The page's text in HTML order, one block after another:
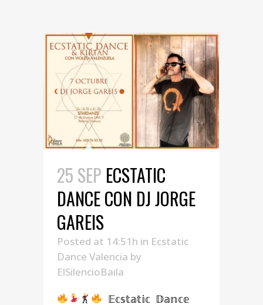
25 SEP ECSTATIC
DANCE CON DJ JORGE
GAREIS
Posted at 14:51h in Ecstatic
Dance Valencia by
ElSilencioBaila
𝔼𝕔𝕤𝕥𝕒𝕥𝕚𝕔 𝔻𝕒𝕟𝕔𝕖